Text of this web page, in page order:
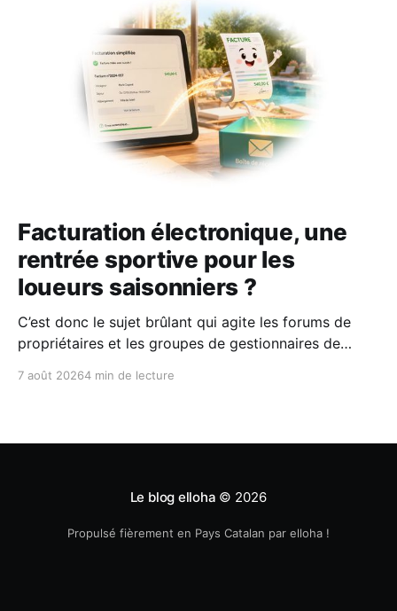
Facturation électronique, une
rentrée sportive pour les
loueurs saisonniers ?
C’est donc le sujet brûlant qui agite les forums de
propriétaires et les groupes de gestionnaires de
7 août 20264 min de lecture
Le blog elloha © 2026
Propulsé fièrement en Pays Catalan par elloha !